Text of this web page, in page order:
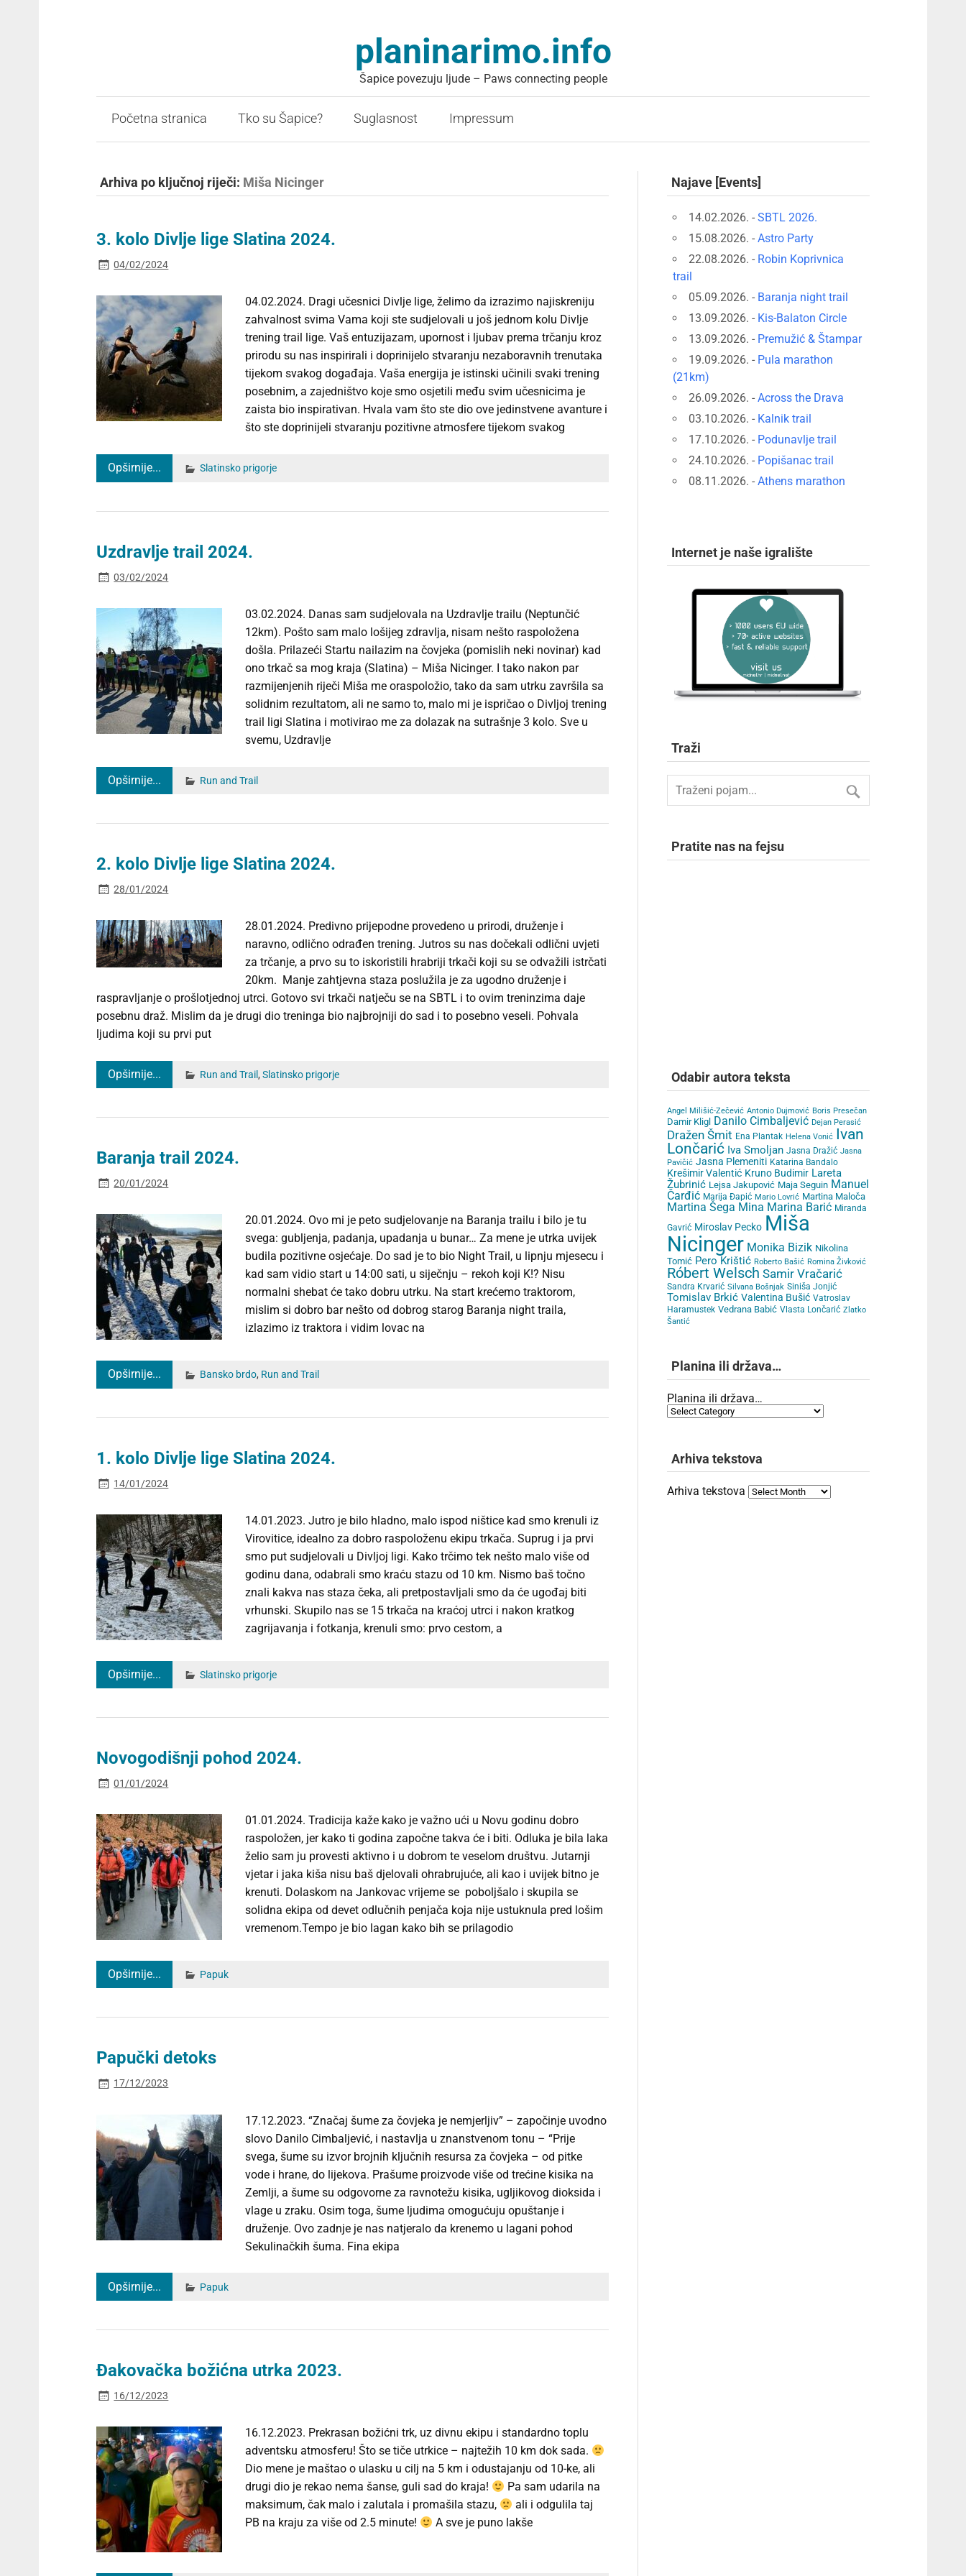
planinarimo.info
Šapice povezuju ljude – Paws connecting people
Početna stranica Tko su Šapice? Suglasnost Impressum
Arhiva po ključnoj riječi: Miša Nicinger
3. kolo Divlje lige Slatina 2024.
04/02/2024
04.02.2024. Dragi učesnici Divlje lige, želimo da izrazimo najiskreniju
zahvalnost svima Vama koji ste sudjelovali u još jednom kolu Divlje
trening trail lige. Vaš entuzijazam, upornost i ljubav prema trčanju kroz
prirodu su nas inspirirali i doprinijelo stvaranju nezaboravnih trenutaka
tijekom svakog događaja. Vaša energija je istinski učinili svaki trening
posebnim, a zajedništvo koje smo osjetili među svim učesnicima je
zaista bio inspirativan. Hvala vam što ste dio ove jedinstvene avanture i
što ste doprinijeli stvaranju pozitivne atmosfere tijekom svakog
Opširnije... Slatinsko prigorje
Uzdravlje trail 2024.
03/02/2024
03.02.2024. Danas sam sudjelovala na Uzdravlje trailu (Neptunčić
12km). Pošto sam malo lošijeg zdravlja, nisam nešto raspoložena
došla. Prilazeći Startu nailazim na čovjeka (pomislih neki novinar) kad
ono trkač sa mog kraja (Slatina) – Miša Nicinger. I tako nakon par
razmijenjenih riječi Miša me oraspoložio, tako da sam utrku završila sa
solidnim rezultatom, ali ne samo to, malo mi je ispričao o Divljoj trening
trail ligi Slatina i motivirao me za dolazak na sutrašnje 3 kolo. Sve u
svemu, Uzdravlje
Opširnije... Run and Trail
2. kolo Divlje lige Slatina 2024.
28/01/2024
28.01.2024. Predivno prijepodne provedeno u prirodi, druženje i
naravno, odlično odrađen trening. Jutros su nas dočekali odlični uvjeti
za trčanje, a prvo su to iskoristili hrabriji trkači koji su se odvažili istrčati
20km. Manje zahtjevna staza poslužila je za ugodno druženje i
raspravljanje o prošlotjednoj utrci. Gotovo svi trkači natječu se na SBTL i to ovim treninzima daje
posebnu draž. Mislim da je drugi dio treninga bio najbrojniji do sad i to posebno veseli. Pohvala
ljudima koji su prvi put
Opširnije... Run and Trail,Slatinsko prigorje
Baranja trail 2024.
20/01/2024
20.01.2024. Ovo mi je peto sudjelovanje na Baranja trailu i bilo je tu
svega: gubljenja, padanja, upadanja u bunar… Za mene je utrka uvijek
budila pozitivne osjećaje. Do sad je to bio Night Trail, u lipnju mjesecu i
kad sam vidio start u 14:00 sati, u siječnju – rekoh koji K!? Nisu
normalni shebat će tako dobru utrku. Na start krećemo traktorom,
mislim si dobro bar nešto od dobrog starog Baranja night traila,
izlazimo iz traktora i vidim lovac na
Opširnije... Bansko brdo, Run and Trail
1. kolo Divlje lige Slatina 2024.
14/01/2024
14.01.2023. Jutro je bilo hladno, malo ispod ništice kad smo krenuli iz
Virovitice, idealno za dobro raspoloženu ekipu trkača. Suprug i ja prvi
smo put sudjelovali u Divljoj ligi. Kako trčimo tek nešto malo više od
godinu dana, odabrali smo kraću stazu od 10 km. Nismo baš točno
znali kakva nas staza čeka, ali pretpostavljali smo da će ugođaj biti
vrhunski. Skupilo nas se 15 trkača na kraćoj utrci i nakon kratkog
zagrijavanja i fotkanja, krenuli smo: prvo cestom, a
Opširnije... Slatinsko prigorje
Novogodišnji pohod 2024.
01/01/2024
01.01.2024. Tradicija kaže kako je važno ući u Novu godinu dobro
raspoložen, jer kako ti godina započne takva će i biti. Odluka je bila laka
želio sam ju provesti aktivno i u dobrom te veselom društvu. Jutarnji
vjetar i jaka kiša nisu baš djelovali ohrabrujuće, ali kao i uvijek bitno je
krenuti. Dolaskom na Jankovac vrijeme se poboljšalo i skupila se
solidna ekipa od devet odlučnih penjača koja nije ustuknula pred lošim
vremenom.Tempo je bio lagan kako bih se prilagodio
Opširnije... Papuk
Papučki detoks
17/12/2023
17.12.2023. “Značaj šume za čovjeka je nemjerljiv” – započinje uvodno
slovo Danilo Cimbaljević, i nastavlja u znanstvenom tonu – “Prije
svega, šume su izvor brojnih ključnih resursa za čovjeka – od pitke
vode i hrane, do lijekova. Prašume proizvode više od trećine kisika na
Zemlji, a šume su odgovorne za ravnotežu kisika, ugljikovog dioksida i
vlage u zraku. Osim toga, šume ljudima omogućuju opuštanje i
druženje. Ovo zadnje je nas natjeralo da krenemo u lagani pohod
Sekulinačkih šuma. Fina ekipa
Opširnije... Papuk
Đakovačka božićna utrka 2023.
16/12/2023
16.12.2023. Prekrasan božićni trk, uz divnu ekipu i standardno toplu
adventsku atmosferu! Što se tiče utrkice – najtežih 10 km dok sada.
Dio mene je maštao o ulasku u cilj na 5 km i odustajanju od 10-ke, ali
drugi dio je rekao nema šanse, guli sad do kraja!
Pa sam udarila na
maksimum, čak malo i zalutala i promašila stazu,
ali i odgulila taj
PB na kraju za više od 2.5 minute!
A sve je puno lakše
Najave [Events]
14.02.2026. -SBTL 2026.
15.08.2026. -Astro Party
22.08.2026. - Robin Koprivnica
trail
05.09.2026. - Baranja night trail
13.09.2026. - Kis-Balaton Circle
13.09.2026. - Premužić & Štampar
19.09.2026. - Pula marathon
(21km)
26.09.2026. -Across the Drava
03.10.2026. - Kalnik trail
17.10.2026. - Podunavlje trail
24.10.2026. - Popišanac trail
08.11.2026. -Athens marathon
Internet je naše igralište
Traži
Pratite nas na fejsu
Odabir autora teksta
Angel Milišić-Zečević Antonio Dujmović Boris Presečan
Damir Kligl Danilo Cimbaljević Dejan Perasić
Dražen Šmit Ena Plantak Helena Vonić Ivan
Lončarić Iva Smoljan Jasna Dražić Jasna
Pavičić Jasna Plemeniti Katarina Bandalo
Krešimir Valentić Kruno Budimir Lareta
Žubrinić Lejsa Jakupović Maja Seguin Manuel
Čarđić Marija Đapić Mario Lovrić Martina Maloča
Martina Šega Mina Marina Barić Miranda
Gavrić Miroslav Pecko Miša
Nicinger Monika Bizik Nikolina
Tomić Pero Krištić Roberto Bašić Romina Živković
Róbert Welsch Samir Vračarić
Sandra Krvarić Silvana Bošnjak Siniša Jonjić
Tomislav Brkić Valentina Bušić Vatroslav
Haramustek Vedrana Babić Vlasta Lončarić Zlatko
Šantić
Planina ili država…
Planina ili država…
Arhiva tekstova
Arhiva tekstova